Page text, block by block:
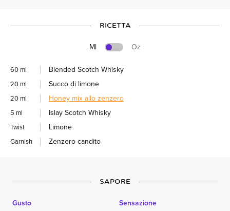
RICETTA
Ml Oz
60 ml Blended Scotch Whisky
20 ml Succo di limone
20 ml Honey mix allo zenzero
5 ml Islay Scotch Whisky
Twist Limone
Garnish Zenzero candito
SAPORE
Gusto Sensazione